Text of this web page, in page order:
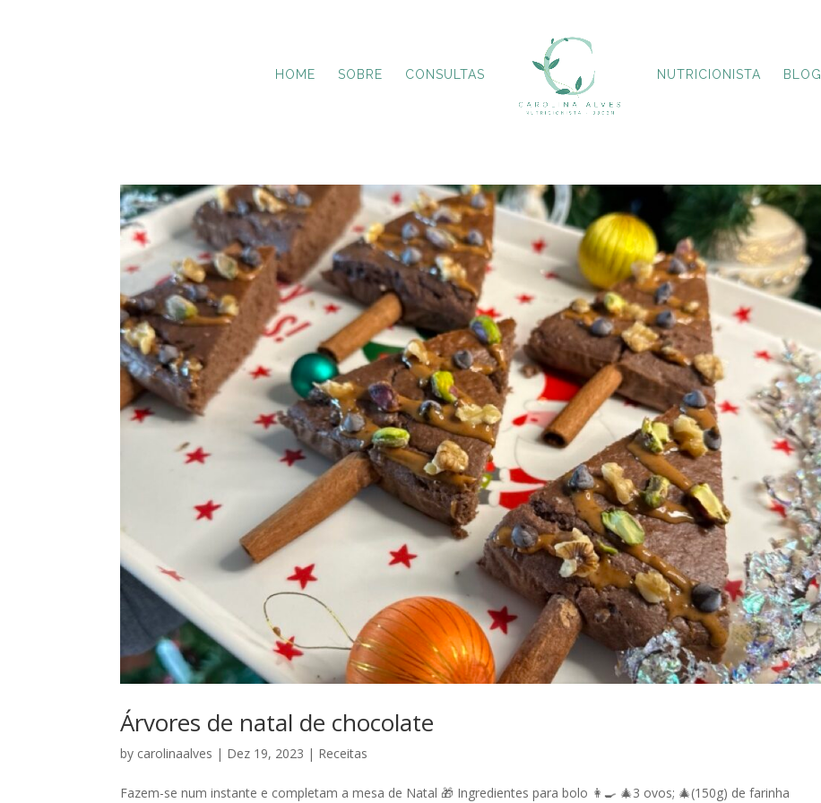
HOME SOBRE CONSULTAS NUTRICIONISTA BLOG
Árvores de natal de chocolate
by carolinaalves | Dez 19, 2023 | Receitas
Fazem-se num instante e completam a mesa de Natal 🎁 Ingredientes para bolo 👩‍🍳 🎄3 ovos; 🎄(150g) de farinha